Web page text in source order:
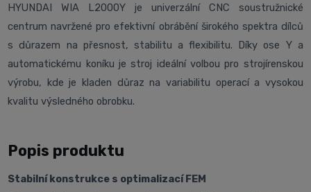
HYUNDAI WIA L2000Y je univerzální CNC soustružnické
centrum navržené pro efektivní obrábění širokého spektra dílců
s důrazem na přesnost, stabilitu a flexibilitu. Díky ose Y a
automatickému koníku je stroj ideální volbou pro strojírenskou
výrobu, kde je kladen důraz na variabilitu operací a vysokou
kvalitu výsledného obrobku.
Popis produktu
Stabilní konstrukce s optimalizací FEM